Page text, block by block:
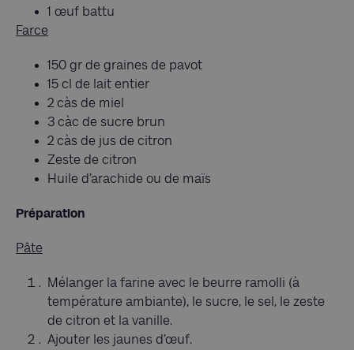
1 œuf battu
Farce
150 gr de graines de pavot
15 cl de lait entier
2 càs de miel
3 càc de sucre brun
2 càs de jus de citron
Zeste de citron
Huile d’arachide ou de maïs
Préparation
Pâte
Mélanger la farine avec le beurre ramolli (à
température ambiante), le sucre, le sel, le zeste
de citron et la vanille.
Ajouter les jaunes d’œuf.